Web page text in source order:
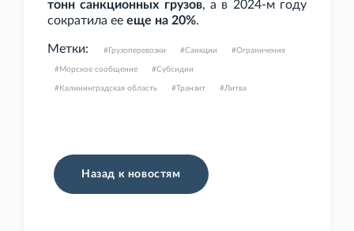
тонн санкционных грузов, а в 2024-м году
сократила ее еще на 20%.
Метки: Грузоперевозки Санкции Ограничения
Морское сообщение Субсидии
Калининградская область Транзит Литва
Назад к новостям